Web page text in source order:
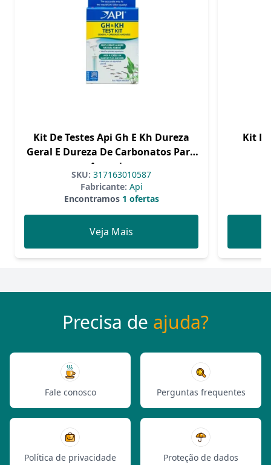
Kit De Testes Api Gh E Kh Dureza
Geral E Dureza De Carbonatos Para
Aquarios
SKU: 317163010587
Fabricante: Api
Encontramos1 ofertas
Veja Mais
Kit
Precisa de ajuda?
Fale conosco Perguntas frequentes
Política de privacidade Proteção de dados